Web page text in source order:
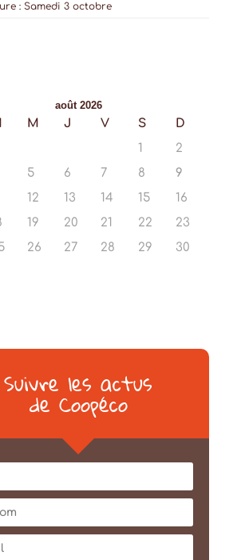
: Samedi 3 octobre
août 2026
M J V S
D
1
2
5 6 7 8
9
12 13 14 15
16
19 20 21 22
23
26 27 28 29
30
Suivre les actus
de Coopéco